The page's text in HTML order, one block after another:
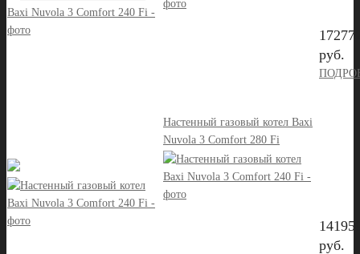
Настенный газовый котел Baxi
Nuvola 3 Comfort 280 Fi
руб.
руб.